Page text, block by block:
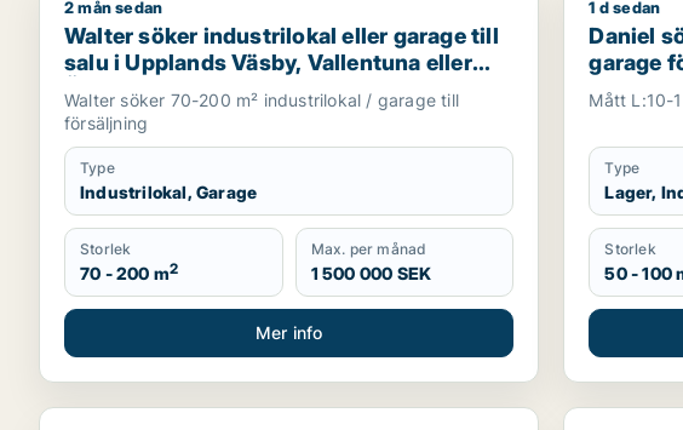
Walter söker industrilokal eller garage till salu i Upplands Väsby,
2 mån sedan
Walter söker industrilokal eller garage till
salu i Upplands Väsby, Vallentuna eller
Österåker m.fl.
Walter söker 70-200 m² industrilokal / garage till
försäljning
Type
Industrilokal, Garage
Storlek
70 - 200 m2
Max. per månad
1 500 000 SEK
Mer info
Daniel
1 d sedan
Daniel
garage
eller
Mått L:10-
Type
Lager,
Storlek
50 - 100